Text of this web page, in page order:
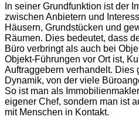
In seiner Grundfunktion ist der
zwischen Anbietern und
Häusern, Grundstücken und
Räumen. Dies bedeutet, dass
Büro verbringt als auch bei
Objekt-Führungen vor Ort ist,
Auftraggebern verhandelt. Dies
Dynamik, von der viele
So ist man als
eigener Chef, sondern man ist
mit Menschen in Kontakt.